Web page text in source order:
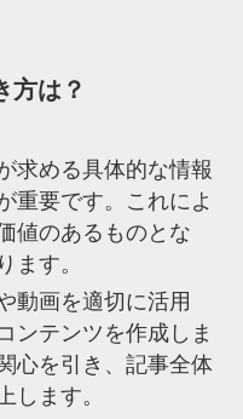
方は？
求める具体的な情報
重要です。これによ
値のあるものとな
ます。
動画を適切に活用
ンテンツを作成しま
心を引き、記事全体
します。